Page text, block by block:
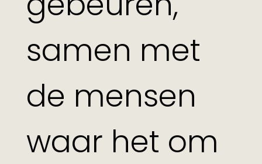
samen met
de mensen
waar het om